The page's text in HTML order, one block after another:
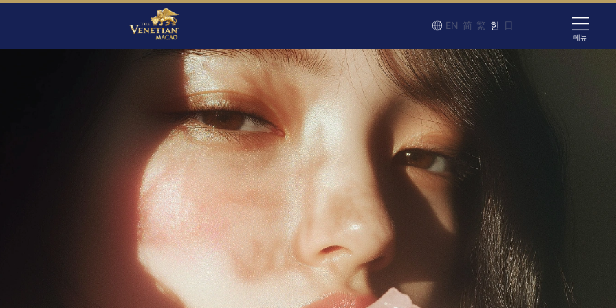
EN 简 繁 한 日
메뉴